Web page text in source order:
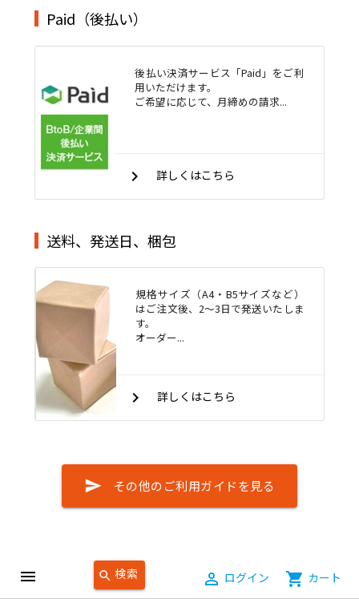
menu search 検索 person_outline ログイン shopping_cart カート
Paid（後払い）
後払い決済サービス「Paid」をご利
用いただけます。
ご希望に応じて、月締めの請求...
keyboard_arrow_right 詳しくはこちら
送料、発送日、梱包
規格サイズ（A4・B5サイズなど）
はご注文後、2～3日で発送いたしま
す。
オーダー...
keyboard_arrow_right 詳しくはこちら
send その他のご利用ガイドを見る